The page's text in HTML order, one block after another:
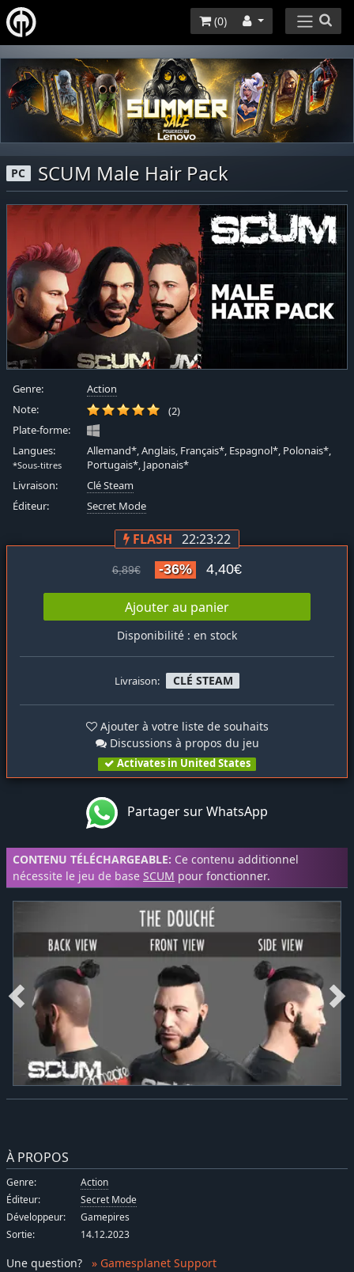
(0)
PC SCUM Male Hair Pack
Genre:
Action
Note:
(2)
Plate-forme:
Langues:
*Sous-titres
Allemand*, Anglais, Français*, Espagnol*, Polonais*,
Portugais*, Japonais*
Livraison:
Clé Steam
Éditeur:
Secret Mode
FLASH 22:23:21
6,89€ -36% 4,40€
Ajouter au panier
Disponibilité : en stock
Livraison: CLÉ STEAM
Ajouter à votre liste de souhaits
Discussions à propos du jeu
Activates in United States
Partager sur WhatsApp
CONTENU TÉLÉCHARGEABLE: Ce contenu additionnel
nécessite le jeu de base SCUM pour fonctionner.
À PROPOS
Genre:
Action
Éditeur:
Secret Mode
Développeur:
Gamepires
Sortie:
14.12.2023
Une question? » Gamesplanet Support